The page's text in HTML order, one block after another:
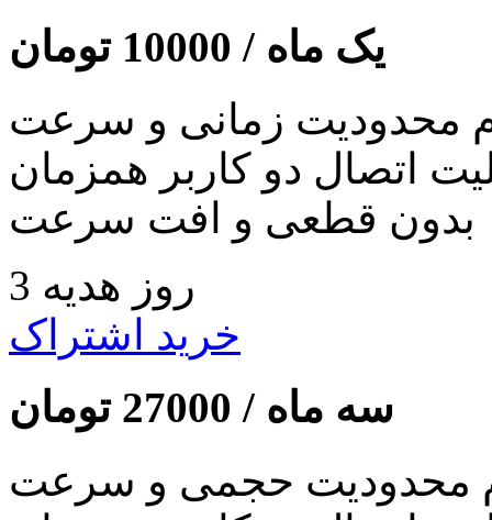
یک ماه / 10000 تومان
محدودیت زمانی و سرعت
اتصال دو کاربر همزمان
بدون قطعی و افت سرعت
3 روز هدیه
خرید اشتراک
سه ماه / 27000 تومان
محدودیت حجمی و سرعت